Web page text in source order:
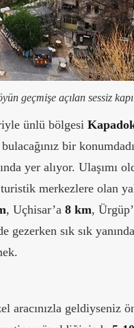
geçmişe açılan sessiz
ünlü bölgesi
bir
yer alıyor. Ulaşımı
merkezlere olan
, Uçhisar’a 8 km,
gezerken sık sık
aracınızla geldiyseniz